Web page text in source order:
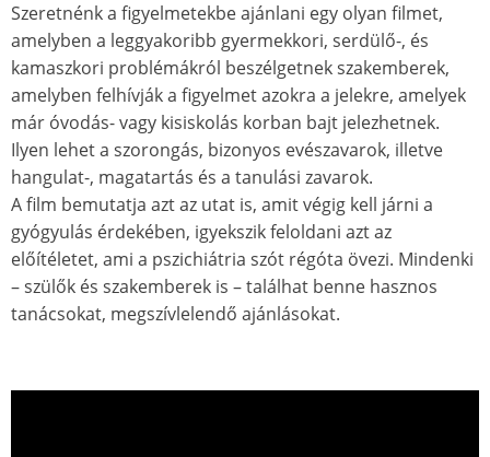
Szeretnénk a figyelmetekbe ajánlani egy olyan filmet,
amelyben a leggyakoribb gyermekkori, serdülő-, és
kamaszkori problémákról beszélgetnek szakemberek,
amelyben felhívják a figyelmet azokra a jelekre, amelyek
már óvodás- vagy kisiskolás korban bajt jelezhetnek.
Ilyen lehet a szorongás, bizonyos evészavarok, illetve
hangulat-, magatartás és a tanulási zavarok.
A film bemutatja azt az utat is, amit végig kell járni a
gyógyulás érdekében, igyekszik feloldani azt az
előítéletet, ami a pszichiátria szót régóta övezi. Mindenki
– szülők és szakemberek is – találhat benne hasznos
tanácsokat, megszívlelendő ajánlásokat.